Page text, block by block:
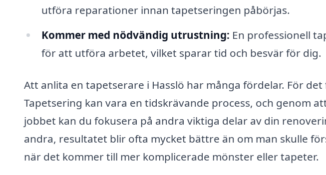
utföra reparationer innan tapetseringen påbörjas.
Kommer med nödvändig utrustning: En professionell
för att utföra arbetet, vilket sparar tid och besvär för dig.
Att anlita en tapetserare i Hasslö har många fördelar. För
Tapetsering kan vara en tidskrävande process, och genom
jobbet kan du fokusera på andra viktiga delar av din
andra, resultatet blir ofta mycket bättre än om man skulle
när det kommer till mer komplicerade mönster eller tapeter.